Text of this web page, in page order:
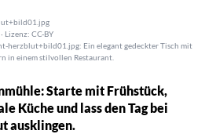
Lizenz: CC-BY
herzblut+bild01.jpg: Ein elegant gedeckter Tisch mit
in einem stilvollen Restaurant.
Starte mit Frühstück,
Küche und lass den Tag bei
ausklingen.